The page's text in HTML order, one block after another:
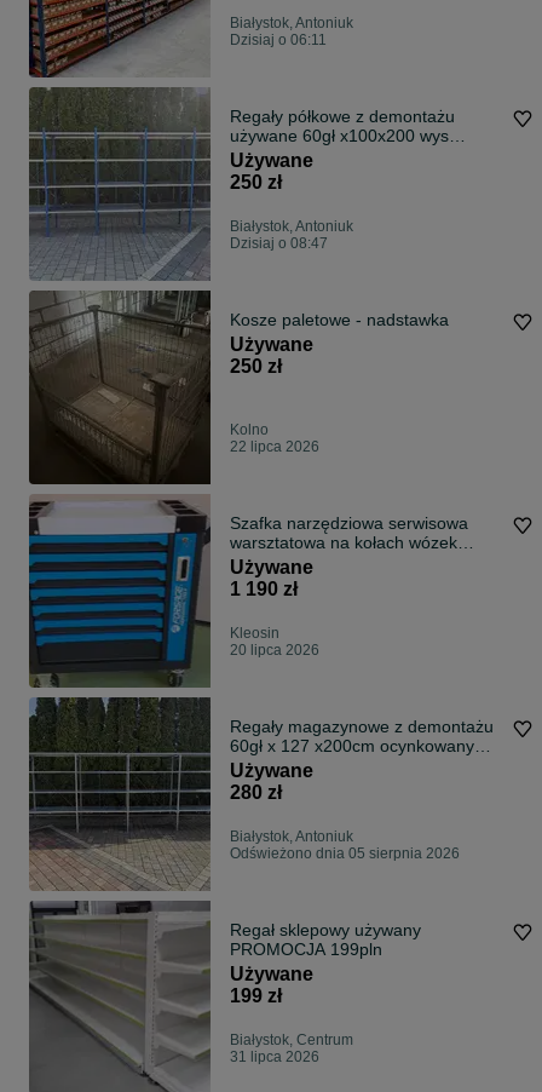
Białystok, Antoniuk
Dzisiaj o 06:11
Regały półkowe z demontażu
używane 60gł x100x200 wys
ocynkowane pólki
Używane
250 zł
Białystok, Antoniuk
Dzisiaj o 08:47
Kosze paletowe - nadstawka
Używane
250 zł
Kolno
22 lipca 2026
Szafka narzędziowa serwisowa
warsztatowa na kołach wózek
narzędziowy
Używane
1 190 zł
Kleosin
20 lipca 2026
Regały magazynowe z demontażu
60gł x 127 x200cm ocynkowany
używane
Używane
280 zł
Białystok, Antoniuk
Odświeżono dnia 05 sierpnia 2026
Regał sklepowy używany
PROMOCJA 199pln
Używane
199 zł
Białystok, Centrum
31 lipca 2026